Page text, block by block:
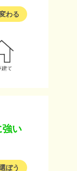
わる
強い
ぼう